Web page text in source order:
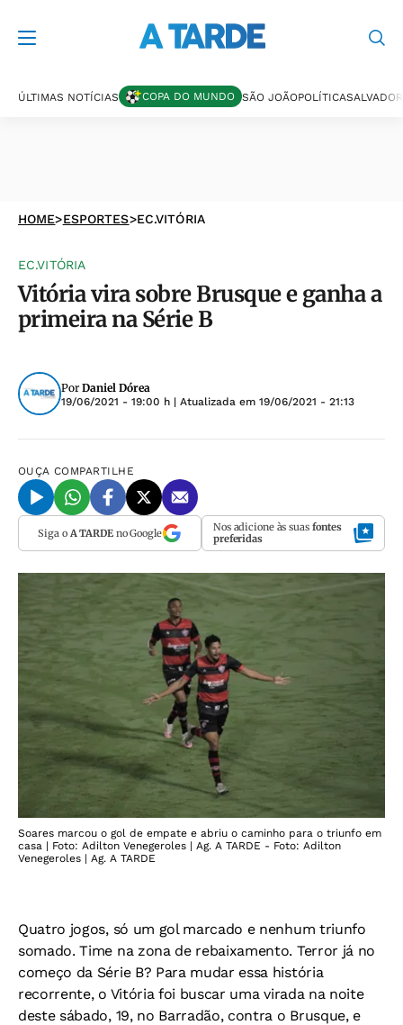
ÚLTIMAS NOTÍCIAS COPA DO MUNDO SÃO JOÃOPOLÍTICASALVADOR
HOME>ESPORTES>EC.VITÓRIA
EC.VITÓRIA
Vitória vira sobre Brusque e ganha a
primeira na Série B
Por Daniel Dórea
19/06/2021 - 19:00 h | Atualizada em 19/06/2021 - 21:13
OUÇA COMPARTILHE
Siga o A TARDEno Google Nos adicione às suas fontes
preferidas
Soares marcou o gol de empate e abriu o caminho para o triunfo em
casa | Foto: Adilton Venegeroles | Ag. A TARDE - Foto: Adilton
Venegeroles | Ag. A TARDE
Quatro jogos, só um gol marcado e nenhum triunfo
somado. Time na zona de rebaixamento. Terror já no
começo da Série B? Para mudar essa história
recorrente, o Vitória foi buscar uma virada na noite
deste sábado, 19, no Barradão, contra o Brusque, e